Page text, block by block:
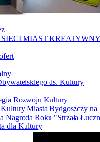
MIAST
ds. Kultury
Rozwoju Kultury
Miasta Bydgoszczy na
Nagroda Roku "Strzała
dla Kultury